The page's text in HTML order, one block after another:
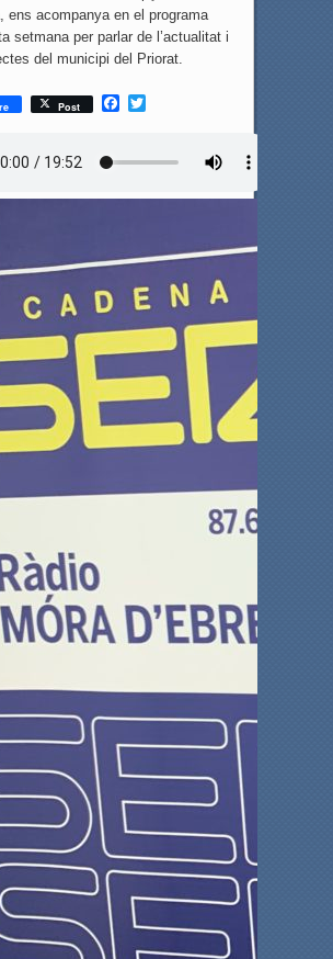
ens acompanya en el programa
setmana per parlar de l’actualitat i
del municipi del Priorat.
Post
F
T